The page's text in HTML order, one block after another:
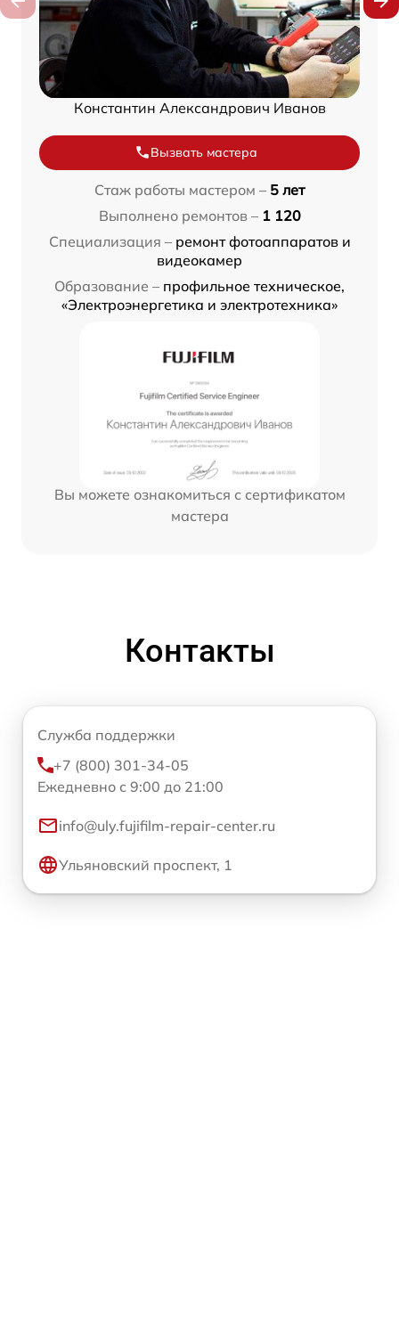
Константин Александрович Иванов
Вызвать мастера
Стаж работы мастером – 5 лет
Выполнено ремонтов – 1 120
Специализация – ремонт фотоаппаратов и
видеокамер
Образование – профильное техническое,
«Электроэнергетика и электротехника»
Вы можете ознакомиться с сертификатом
мастера
Контакты
Служба поддержки
+7 (800) 301-34-05
Ежедневно с 9:00 до 21:00
info@uly.fujifilm-repair-center.ru
Ульяновский проспект, 1